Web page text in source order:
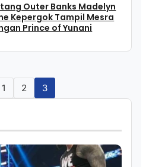
Outer Banks Madelyn
Kepergok Tampil Mesra
Prince of Yunani
1 2 3